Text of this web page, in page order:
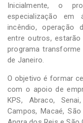
Inicialmente, o
especialização em
incêndio, operação
entre outros,
programa
de Janeiro.
O objetivo é formar
com o apoio de
KPS, Abraco,
Campos, Macaé,